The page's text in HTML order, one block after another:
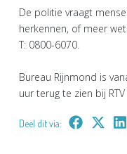
De politie vraagt
herkennen, of meer
T: 0800-6070.
Bureau Rijnmond is
uur terug te zien bij RTV
Deel dit via: